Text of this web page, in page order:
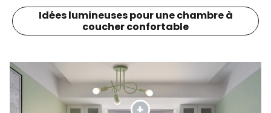
Idées lumineuses pour une chambre à
coucher confortable